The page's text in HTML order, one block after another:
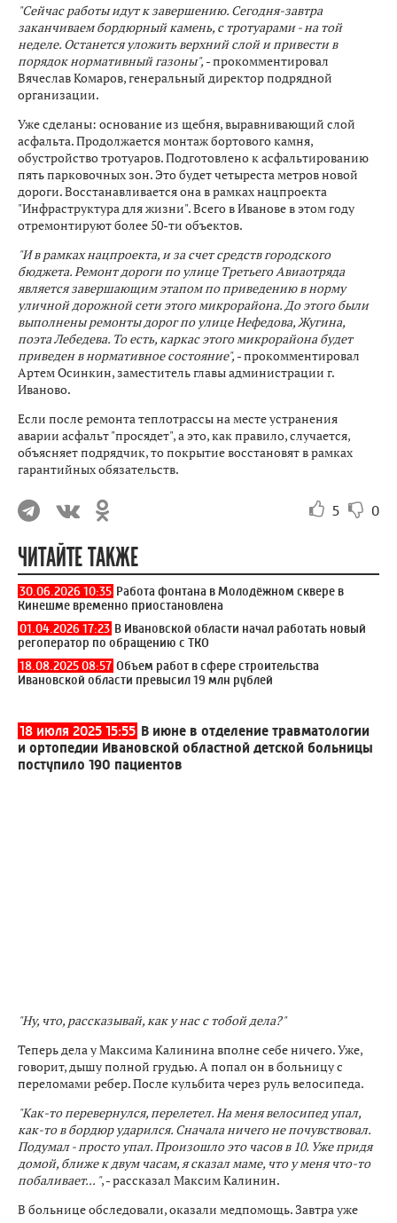
"Сейчас работы идут к завершению. Сегодня-завтра
заканчиваем бордюрный камень, с тротуарами - на той
неделе. Останется уложить верхний слой и привести в
порядок нормативный газоны", - прокомментировал
Вячеслав Комаров, генеральный директор подрядной
организации.
Уже сделаны: основание из щебня, выравнивающий слой
асфальта. Продолжается монтаж бортового камня,
обустройство тротуаров. Подготовлено к асфальтированию
пять парковочных зон. Это будет четыреста метров новой
дороги. Восстанавливается она в рамках нацпроекта
"Инфраструктура для жизни". Всего в Иванове в этом году
отремонтируют более 50-ти объектов.
"И в рамках нацпроекта, и за счет средств городского
бюджета. Ремонт дороги по улице Третьего Авиаотряда
является завершающим этапом по приведению в норму
уличной дорожной сети этого микрорайона. До этого были
выполнены ремонты дорог по улице Нефедова, Жугина,
поэта Лебедева. То есть, каркас этого микрорайона будет
приведен в нормативное состояние", - прокомментировал
Артем Осинкин, заместитель главы администрации г.
Иваново.
Если после ремонта теплотрассы на месте устранения
аварии асфальт "просядет", а это, как правило, случается,
объясняет подрядчик, то покрытие восстановят в рамках
гарантийных обязательств.
5 0
ЧИТАЙТЕ ТАКЖЕ
30.06.2026 10:35 Работа фонтана в Молодёжном сквере в
Кинешме временно приостановлена
01.04.2026 17:23 В Ивановской области начал работать новый
регоператор по обращению с ТКО
18.08.2025 08:57 Объем работ в сфере строительства
Ивановской области превысил 19 млн рублей
18 июля 2025 15:55 В июне в отделение травматологии
и ортопедии Ивановской областной детской больницы
поступило 190 пациентов
"Ну, что, рассказывай, как у нас с тобой дела?"
Теперь дела у Максима Калинина вполне себе ничего. Уже,
говорит, дышу полной грудью. А попал он в больницу с
переломами ребер. После кульбита через руль велосипеда.
"Как-то перевернулся, перелетел. На меня велосипед упал,
как-то в бордюр ударился. Сначала ничего не почувствовал.
Подумал - просто упал. Произошло это часов в 10. Уже придя
домой, ближе к двум часам, я сказал маме, что у меня что-то
побаливает... ", - рассказал Максим Калинин.
В больнице обследовали, оказали медпомощь. Завтра уже